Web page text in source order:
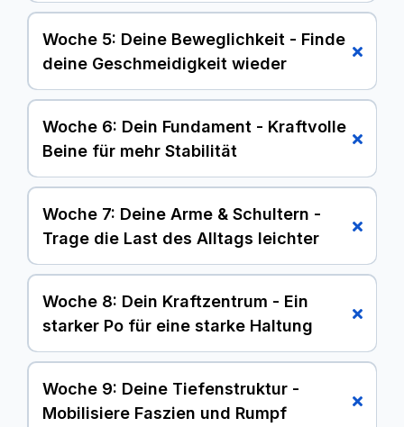
Heben deiner Kinder.
Mit gezielten Übungen bringen wir deinen
Kreislauf in Schwung. Du steigerst deine Ausdauer,
fühlst dich fitter und stärkst dein Immunsystem von
Woche 5: Deine Beweglichkeit - Finde
deine Geschmeidigkeit wieder
Woche 6: Dein Fundament - Kraftvolle
Beine für mehr Stabilität
Deine Beine sind die Basis für alles. Wir kräftigen
dein Fundament, was nicht nur für eine tolle Figur
sorgt, sondern auch deine Gelenke schützt und dir
Stabilität für einen sicheren Stand im Leben gibt.
Woche 7: Deine Arme & Schultern -
Trage die Last des Alltags leichter
Wir stärken gezielt deine Arm- und
Schultermuskulatur. Du baust Kraft auf, um die
täglichen Lasten besser zu bewältigen und
Verspannungen im Nacken- und Schulterbereich
aktiv vorzubeugen.
Woche 8: Dein Kraftzentrum - Ein
starker Po für eine starke Haltung
Wir aktivieren den größten Muskel deines Körpers.
Eine starke Gesäßmuskulatur ist entscheidend für
eine gesunde Hüfte, einen stabilen unteren Rücken
Woche 9: Deine Tiefenstruktur -
Mobilisiere Faszien und Rumpf